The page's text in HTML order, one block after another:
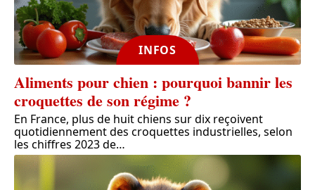
INFOS
Aliments pour chien : pourquoi bannir les
croquettes de son régime ?
En France, plus de huit chiens sur dix reçoivent
quotidiennement des croquettes industrielles, selon
les chiffres 2023 de…